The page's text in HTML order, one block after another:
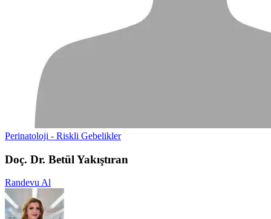
Perinatoloji - Riskli Gebelikler
Doç. Dr. Betül Yakıştıran
Randevu Al